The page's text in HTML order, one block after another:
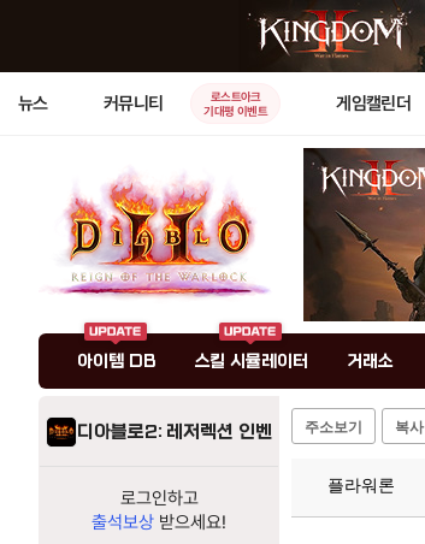
뉴스 커뮤니티
로스트아크
기대평 이벤트
게임캘린더
아이템 DB 스킬 시뮬레이터 거래소
디아블로2: 레저렉션 인벤
로그인하고
출석보상 받으세요!
주소보기 복사
플라워론